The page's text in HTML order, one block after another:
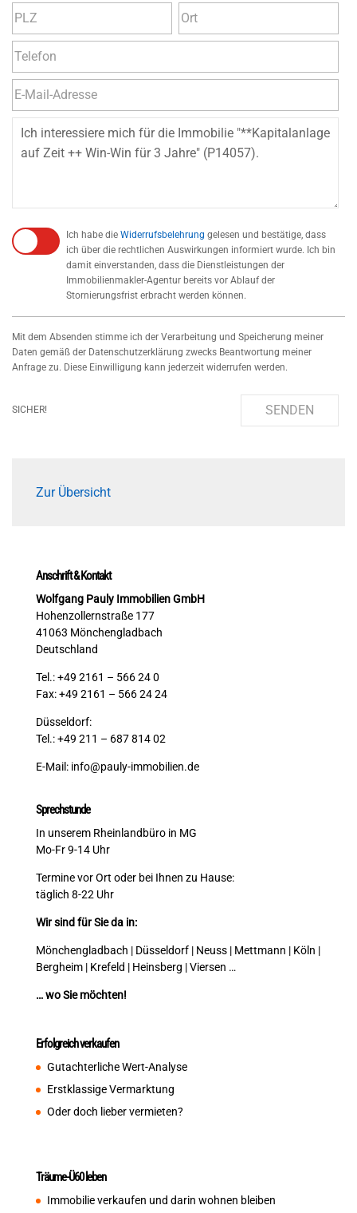
Ich habe die Widerrufsbelehrung gelesen und bestätige, dass
ich über die rechtlichen Auswirkungen informiert wurde. Ich bin
damit einverstanden, dass die Dienstleistungen der
Immobilienmakler-Agentur bereits vor Ablauf der
Stornierungsfrist erbracht werden können.
Mit dem Absenden stimme ich der Verarbeitung und Speicherung meiner
Daten gemäß der Datenschutzerklärung zwecks Beantwortung meiner
Anfrage zu. Diese Einwilligung kann jederzeit widerrufen werden.
SICHER! SENDEN
Zur Übersicht
Anschrift & Kontakt
Wolfgang Pauly Immobilien GmbH
Hohenzollernstraße 177
41063 Mönchengladbach
Deutschland
Tel.: +49 2161 – 566 24 0
Fax: +49 2161 – 566 24 24
Düsseldorf:
Tel.: +49 211 – 687 814 02
E-Mail: info@pauly-immobilien.de
Sprechstunde
In unserem Rheinlandbüro in MG
Mo-Fr 9-14 Uhr
Termine vor Ort oder bei Ihnen zu Hause:
täglich 8-22 Uhr
Wir sind für Sie da in:
Mönchengladbach | Düsseldorf | Neuss | Mettmann | Köln |
Bergheim | Krefeld | Heinsberg | Viersen …
… wo Sie möchten!
Erfolgreich verkaufen
Gutachterliche Wert-Analyse
Erstklassige Vermarktung
Oder doch lieber vermieten?
Träume-Ü60 leben
Immobilie verkaufen und darin wohnen bleiben